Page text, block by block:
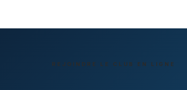
REJOINDRE LE CLUB EN LIGNE